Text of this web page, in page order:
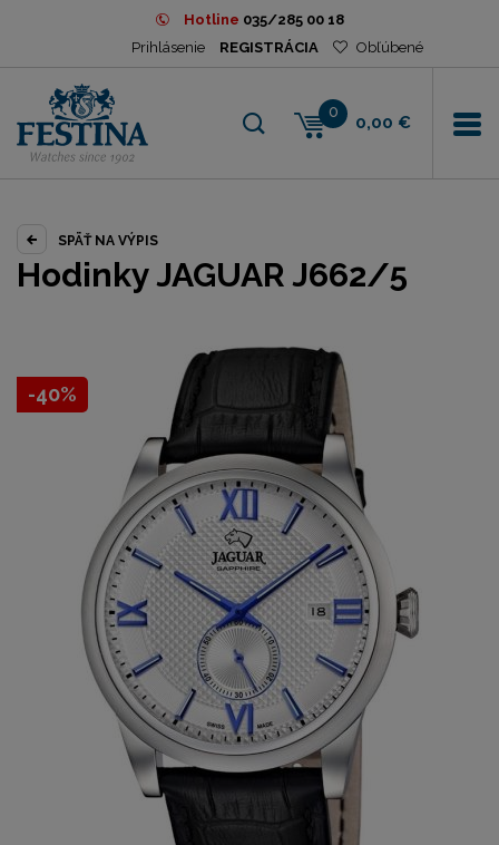
Hotline 035/285 00 18
Prihlásenie
REGISTRÁCIA Obľúbené
0
0,00 €
SPÄŤ NA VÝPIS
Hodinky JAGUAR J662/5
-40%